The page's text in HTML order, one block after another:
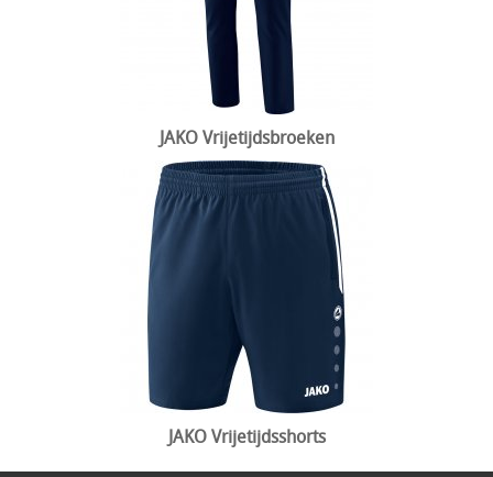
JAKO Vrijetijdsbroeken
JAKO Vrijetijdsshorts